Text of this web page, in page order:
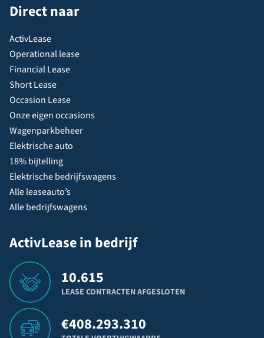
Direct naar
ActivLease
Operational lease
Financial Lease
Short Lease
Occasion Lease
Onze eigen occasions
Wagenparkbeheer
Elektrische auto
18% bijtelling
Elektrische bedrijfswagens
Alle leaseauto’s
Alle bedrijfswagens
ActivLease in bedrijf
10.615
LEASE CONTRACTEN AFGESLOTEN
€408.293.310